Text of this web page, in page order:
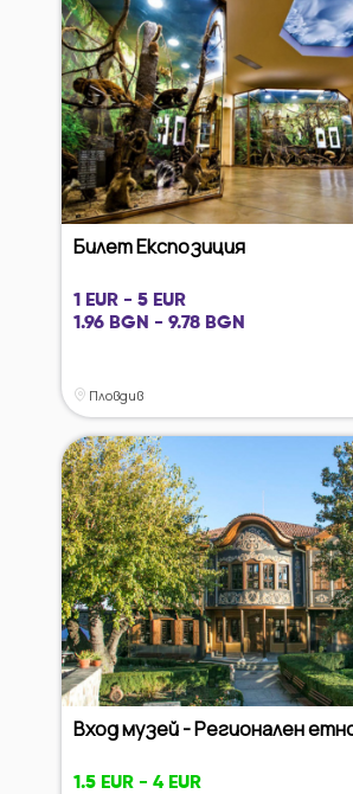
Билет Експозиция
1 EUR - 5 EUR
1.96 BGN - 9.78 BGN
Пловдив
Вход музей - Регионален
1.5 EUR - 4 EUR